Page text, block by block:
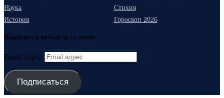
Наука
Стихия
История
Гороскоп 2026
Подписаться на блог по эл. почте
Email адрес
Подписаться